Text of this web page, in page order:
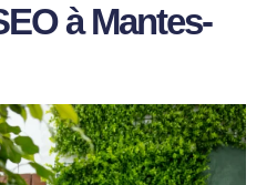
à Mantes-